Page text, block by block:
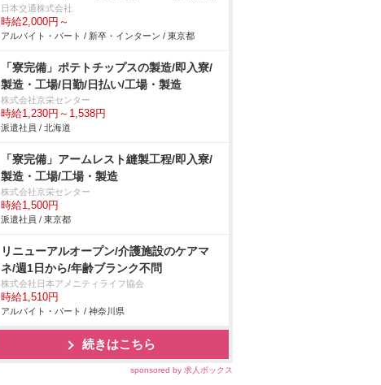
日本交通株式会社
時給2,000円～
アルバイト・パート / 新卒・インターン / 東京都
「寮完備」ポテトチップスの製造/即入寮/
製造・工場/日勤/日払い/工場・製造
株式会社京栄センター
時給1,230円～1,538円
派遣社員 / 北海道
「寮完備」アームレスト縫製工程/即入寮/
製造・工場/工場・製造
株式会社京栄センター
時給1,500円
派遣社員 / 東京都
リニューアルオープン/介護施設のケアマ
ネ/週1日から/年齢ブランク不問
株式会社日本アメニティライフ協会
時給1,510円
アルバイト・パート / 神奈川県
続きはこちら
sponsored by 求人ボックス